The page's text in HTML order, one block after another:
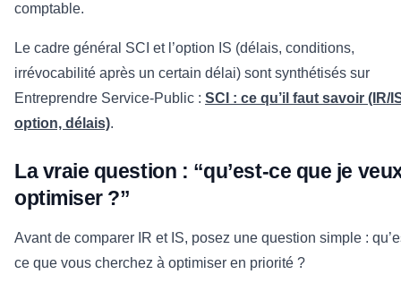
comptable.
Le cadre général SCI et l’option IS (délais, conditions,
irrévocabilité après un certain délai) sont synthétisés sur
Entreprendre Service-Public : SCI : ce qu’il faut savoir (IR/
option, délais).
La vraie question : “qu’est-ce que je
optimiser ?”
Avant de comparer IR et IS, posez une question simple :
ce que vous cherchez à optimiser en priorité ?